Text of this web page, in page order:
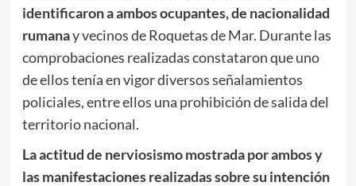
identificaron a ambos ocupantes, de nacionalidad
rumanay vecinos de Roquetas de Mar. Durante las
comprobaciones realizadas constataron que uno
de ellos tenía en vigor diversos señalamientos
policiales, entre ellos una prohibición de salida del
territorio nacional.
La actitud de nerviosismo mostrada por ambos y
las manifestaciones realizadas sobre su intención